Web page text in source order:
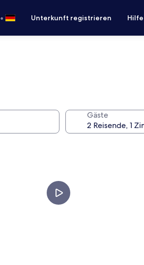
• Unterkunft registrieren Hilfe
Gäste